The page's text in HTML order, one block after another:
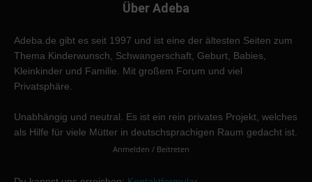
Über Adeba
Adeba.de gibt es seit 1997 und ist eine der ältesten Seiten zum
Thema Kinderwunsch, Schwangerschaft, Geburt, Babies,
Kleinkinder und Familie. Mit großem Forum und viel
Privatsphäre.
Unabhängig und neutral. Es ist ein rein privates Projekt, welches
als Hilfe für viele Mütter in deutschsprachigen Raum gedacht ist.
Anmelden / Beitreten